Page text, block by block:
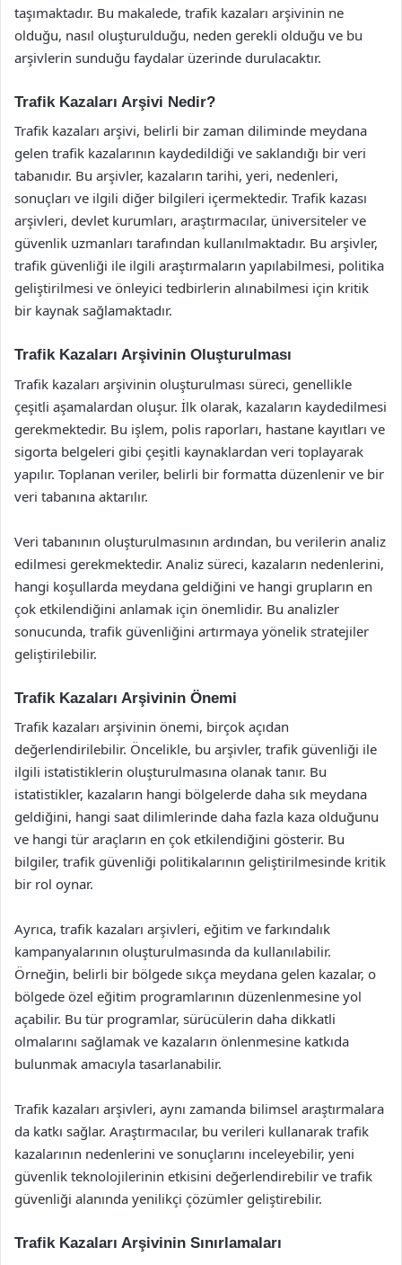
taşımaktadır. Bu makalede, trafik kazaları arşivinin ne
olduğu, nasıl oluşturulduğu, neden gerekli olduğu ve bu
arşivlerin sunduğu faydalar üzerinde durulacaktır.
Trafik Kazaları Arşivi Nedir?
Trafik kazaları arşivi, belirli bir zaman diliminde meydana
gelen trafik kazalarının kaydedildiği ve saklandığı bir veri
tabanıdır. Bu arşivler, kazaların tarihi, yeri, nedenleri,
sonuçları ve ilgili diğer bilgileri içermektedir. Trafik kazası
arşivleri, devlet kurumları, araştırmacılar, üniversiteler ve
güvenlik uzmanları tarafından kullanılmaktadır. Bu arşivler,
trafik güvenliği ile ilgili araştırmaların yapılabilmesi, politika
geliştirilmesi ve önleyici tedbirlerin alınabilmesi için kritik
bir kaynak sağlamaktadır.
Trafik Kazaları Arşivinin Oluşturulması
Trafik kazaları arşivinin oluşturulması süreci, genellikle
çeşitli aşamalardan oluşur. İlk olarak, kazaların kaydedilmesi
gerekmektedir. Bu işlem, polis raporları, hastane kayıtları ve
sigorta belgeleri gibi çeşitli kaynaklardan veri toplayarak
yapılır. Toplanan veriler, belirli bir formatta düzenlenir ve bir
veri tabanına aktarılır.
Veri tabanının oluşturulmasının ardından, bu verilerin analiz
edilmesi gerekmektedir. Analiz süreci, kazaların nedenlerini,
hangi koşullarda meydana geldiğini ve hangi grupların en
çok etkilendiğini anlamak için önemlidir. Bu analizler
sonucunda, trafik güvenliğini artırmaya yönelik stratejiler
geliştirilebilir.
Trafik Kazaları Arşivinin Önemi
Trafik kazaları arşivinin önemi, birçok açıdan
değerlendirilebilir. Öncelikle, bu arşivler, trafik güvenliği ile
ilgili istatistiklerin oluşturulmasına olanak tanır. Bu
istatistikler, kazaların hangi bölgelerde daha sık meydana
geldiğini, hangi saat dilimlerinde daha fazla kaza olduğunu
ve hangi tür araçların en çok etkilendiğini gösterir. Bu
bilgiler, trafik güvenliği politikalarının geliştirilmesinde kritik
bir rol oynar.
Ayrıca, trafik kazaları arşivleri, eğitim ve farkındalık
kampanyalarının oluşturulmasında da kullanılabilir.
Örneğin, belirli bir bölgede sıkça meydana gelen kazalar, o
bölgede özel eğitim programlarının düzenlenmesine yol
açabilir. Bu tür programlar, sürücülerin daha dikkatli
olmalarını sağlamak ve kazaların önlenmesine katkıda
bulunmak amacıyla tasarlanabilir.
Trafik kazaları arşivleri, aynı zamanda bilimsel araştırmalara
da katkı sağlar. Araştırmacılar, bu verileri kullanarak trafik
kazalarının nedenlerini ve sonuçlarını inceleyebilir, yeni
güvenlik teknolojilerinin etkisini değerlendirebilir ve trafik
güvenliği alanında yenilikçi çözümler geliştirebilir.
Trafik Kazaları Arşivinin Sınırlamaları